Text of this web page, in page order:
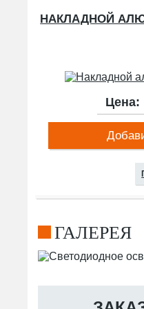
НАКЛАДНОЙ
Цена:
ГАЛЕРЕЯ